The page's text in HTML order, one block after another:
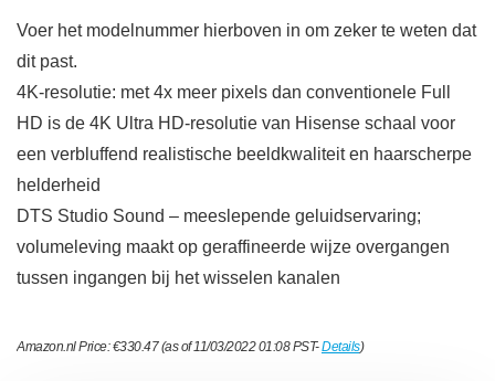
Voer het modelnummer hierboven in om zeker te weten dat
dit past.
4K-resolutie: met 4x meer pixels dan conventionele Full
HD is de 4K Ultra HD-resolutie van Hisense schaal voor
een verbluffend realistische beeldkwaliteit en haarscherpe
helderheid
DTS Studio Sound – meeslepende geluidservaring;
volumeleving maakt op geraffineerde wijze overgangen
tussen ingangen bij het wisselen kanalen
Amazon.nl Price:€330.47(as of 11/03/2022 01:08 PST-Details)